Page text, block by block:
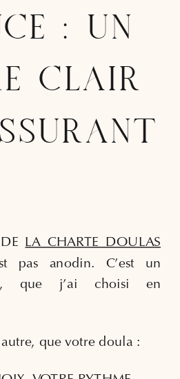
: UN
CLAIR
LA CHARTE DOULAS
pas anodin. C’est un
que j’ai choisi en
que votre doula :